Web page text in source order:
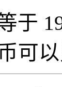
于
可